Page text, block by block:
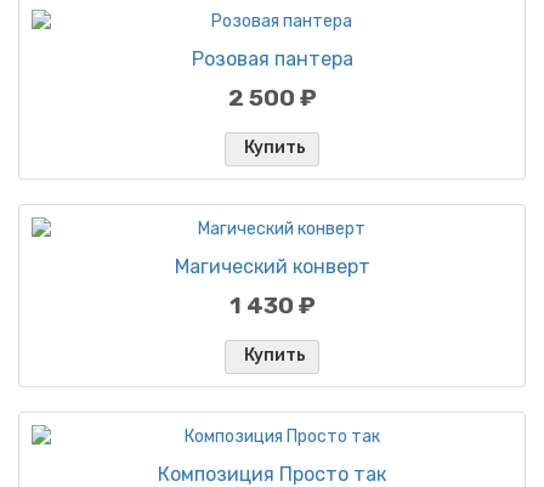
Розовая пантера
2 500 ₽
Купить
Магический конверт
1 430 ₽
Купить
Композиция Просто так